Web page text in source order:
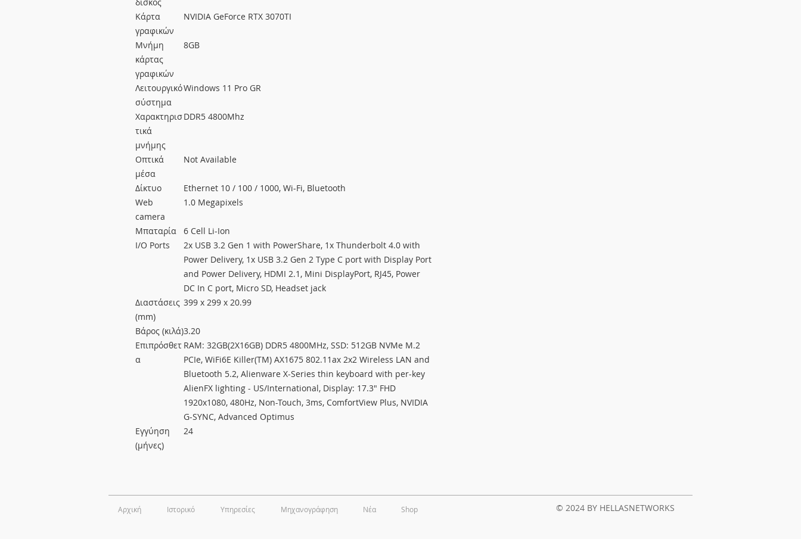
δίσκος
Κάρτα
γραφικών
NVIDIA GeForce RTX 3070TI
Μνήμη
κάρτας
γραφικών
8GB
Λειτουργικό
σύστημα
Windows 11 Pro GR
Χαρακτηρισ
τικά
μνήμης
DDR5 4800Mhz
Οπτικά
μέσα
Not Available
Δίκτυο
Ethernet 10 / 100 / 1000, Wi-Fi, Bluetooth
Web
camera
1.0 Megapixels
Μπαταρία
6 Cell Li-Ion
I/O Ports
2x USB 3.2 Gen 1 with PowerShare, 1x Thunderbolt 4.0 with
Power Delivery, 1x USB 3.2 Gen 2 Type C port with Display Port
and Power Delivery, HDMI 2.1, Mini DisplayPort, RJ45, Power
DC In C port, Micro SD, Headset jack
Διαστάσεις
(mm)
399 x 299 x 20.99
Βάρος (κιλά)3.20
Επιπρόσθετ
α
RAM: 32GB(2X16GB) DDR5 4800MHz, SSD: 512GB NVMe M.2
PCIe, WiFi6E Killer(TM) AX1675 802.11ax 2x2 Wireless LAN and
Bluetooth 5.2, Alienware X-Series thin keyboard with per-key
AlienFX lighting - US/International, Display: 17.3" FHD
1920x1080, 480Hz, Non-Touch, 3ms, ComfortView Plus, NVIDIA
G-SYNC, Advanced Optimus
Εγγύηση
(μήνες)
24
Αρχική Ιστορικό Υπηρεσίες Μηχανογράφηση Νέα Shop © 2024 BY HELLASNETWORKS